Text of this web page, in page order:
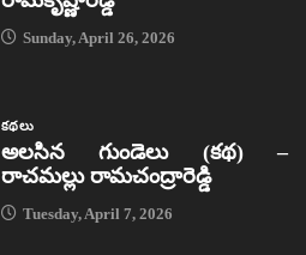
Sunday, April 26, 2026
కథలు
అలసిన గుండెలు (కథ) –
రాచమల్లు రామచంద్రారెడ్డి
Tuesday, April 7, 2026